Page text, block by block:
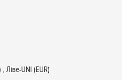
Ліве-UNI (EUR)